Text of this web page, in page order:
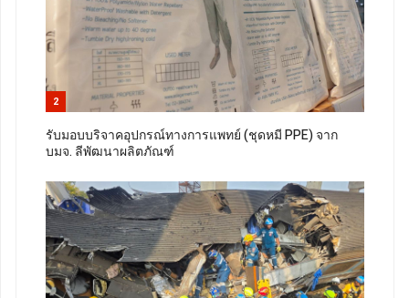
2
รับมอบบริจาคอุปกรณ์ทางการแพทย์ (ชุดหมี PPE) จาก
บมจ. ลีพัฒนาผลิตภัณฑ์